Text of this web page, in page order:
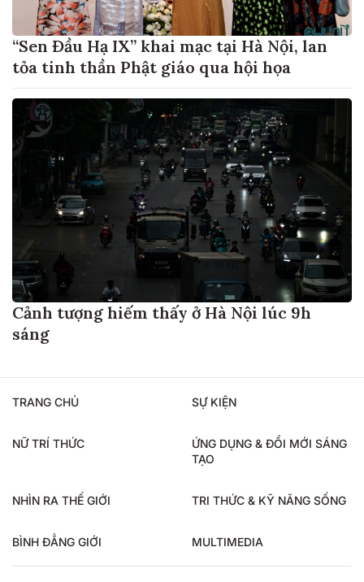
“Sen Đầu Hạ IX” khai mạc tại Hà Nội, lan
tỏa tinh thần Phật giáo qua hội họa
Cảnh tượng hiếm thấy ở Hà Nội lúc 9h
sáng
TRANG CHỦ SỰ KIỆN
NỮ TRÍ THỨC
ỨNG DỤNG & ĐỔI MỚI SÁNG
TẠO
NHÌN RA THẾ GIỚI TRI THỨC & KỸ NĂNG SỐNG
BÌNH ĐẲNG GIỚI MULTIMEDIA